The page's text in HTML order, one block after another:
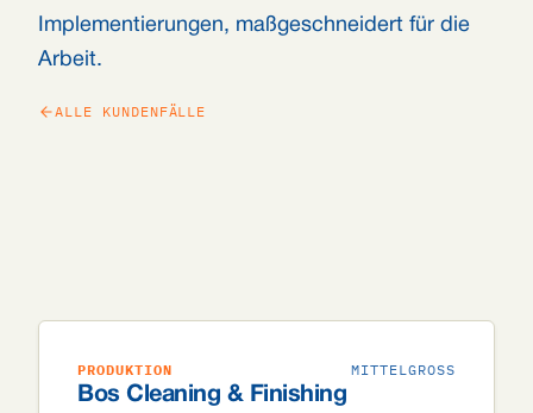
Implementierungen, maßgeschneidert für die
Arbeit.
ALLE KUNDENFÄLLE
PRODUKTION MITTELGROSS
Bos Cleaning & Finishing